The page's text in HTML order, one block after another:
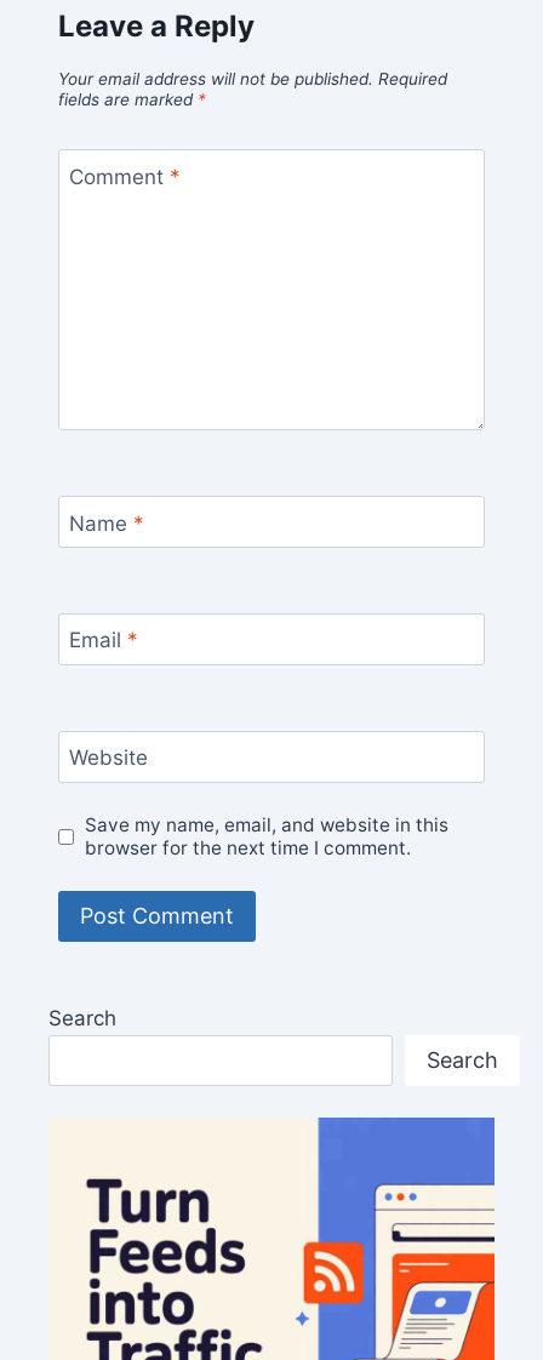
Leave a Reply
Your email address will not be published. Required
fields are marked *
Comment *
Name *
Email *
Website
Save my name, email, and website in this
browser for the next time I comment.
Search
Search